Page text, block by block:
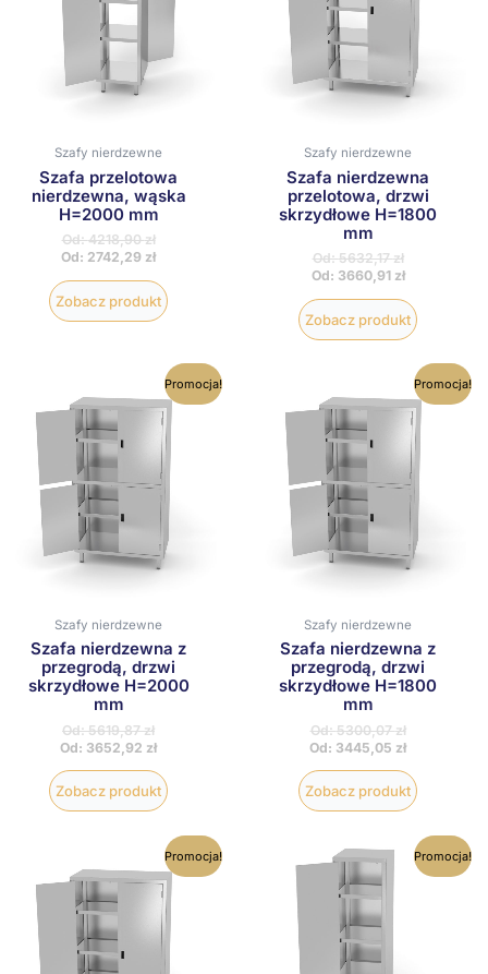
Szafy nierdzewne
Szafa przelotowa
nierdzewna, wąska
H=2000 mm
Od:4218,90zł
Od: 2742,29 zł
Zobacz produkt
można
na
Szafy nierdzewne
Szafa nierdzewna
przelotowa, drzwi
skrzydłowe H=1800
mm
Od:5632,17zł
Od: 3660,91 zł
Zobacz produkt
wybrać
stronie
Promocja!
Szafy nierdzewne
Szafa nierdzewna z
przegrodą, drzwi
skrzydłowe H=2000
mm
Od:5619,87zł
Od: 3652,92 zł
Zobacz produkt
Ten
produkt
Opcje
wybrać
stronie
Promocja!
Szafy nierdzewne
Szafa nierdzewna z
przegrodą, drzwi
skrzydłowe H=1800
mm
Od:5300,07zł
Od: 3445,05 zł
Zobacz produkt
Ten
produkt
Opcje
wybrać
stronie
Promocja!
Ten
produkt
Opcje
Promocja!
Ten
produkt